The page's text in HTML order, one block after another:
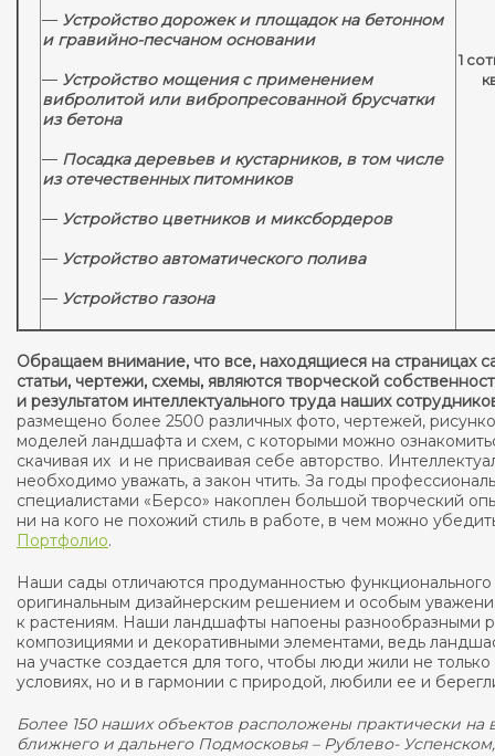
— Устройство дорожек и площадок на бетонном
и гравийно-песчаном основании
— Устройство мощения с применением
вибролитой или вибропресованной брусчатки
из бетона
— Посадка деревьев и кустарников, в том числе
из отечественных питомников
— Устройство цветников и миксбордеров
— Устройство автоматического полива
— Устройство газона
1
Обращаем внимание, что все, находящиеся на страницах
статьи, чертежи, схемы, являются творческой
и результатом интеллектуального труда наших
размещено более 2500 различных фото, чертежей,
моделей ландшафта и схем, с которыми можно
скачивая их и не присваивая себе авторство.
необходимо уважать, а закон чтить. За годы
специалистами «Берсо» накоплен большой творческий
ни на кого не похожий стиль в работе, в чем можно
Портфолио.
Наши сады отличаются продуманностью функционального
оригинальным дизайнерским решением и особым
к растениям. Наши ландшафты напоены разнообразными
композициями и декоративными элементами, ведь
на участке создается для того, чтобы люди жили не
условиях, но и в гармонии с природой, любили ее и
Более 150 наших объектов расположены практически на
ближнего и дальнего Подмосковья – Рублево-